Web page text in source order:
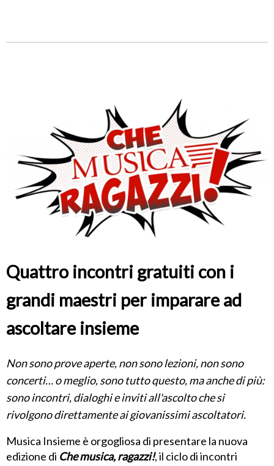
Quattro incontri gratuiti con i
grandi maestri per imparare ad
ascoltare insieme
Non sono prove aperte, non sono lezioni, non sono
concerti… o meglio, sono tutto questo, ma anche di più:
sono incontri, dialoghi e inviti all'ascolto che si
rivolgono direttamente ai giovanissimi ascoltatori.
Musica Insieme è orgogliosa di presentare la nuova
edizione di Che musica, ragazzi!, il ciclo di incontri